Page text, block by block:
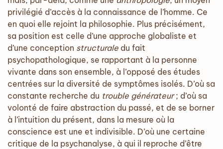
privilégié d’accès à la connaissance de l’homme. Ce
en quoi elle rejoint la philosophie. Plus précisément,
sa position est celle d’une approche globaliste et
d’une conception structurale du fait
psychopathologique, se rapportant à la personne
vivante dans son ensemble, à l’opposé des études
centrées sur la diversité de symptômes isolés. D’où sa
constante recherche du trouble générateur; d’où sa
volonté de faire abstraction du passé, et de se borner
à l’intuition du présent, dans la mesure où la
conscience est une et indivisible. D’où une certaine
critique de la psychanalyse, à qui il reproche d’être